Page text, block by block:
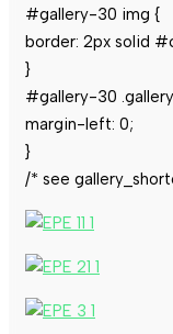
#gallery-30 img {
border: 2px solid
}
#gallery-30
margin-left: 0;
}
/* see